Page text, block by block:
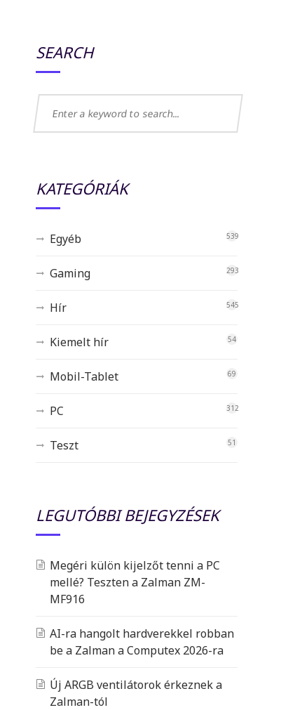
SEARCH
KATEGÓRIÁK
Egyéb 539
Gaming 293
Hír 545
Kiemelt hír 54
Mobil-Tablet 69
PC 312
Teszt 51
LEGUTÓBBI BEJEGYZÉSEK
Megéri külön kijelzőt tenni a PC
mellé? Teszten a Zalman ZM-
MF916
AI-ra hangolt hardverekkel robban
be a Zalman a Computex 2026-ra
Új ARGB ventilátorok érkeznek a
Zalman-tól